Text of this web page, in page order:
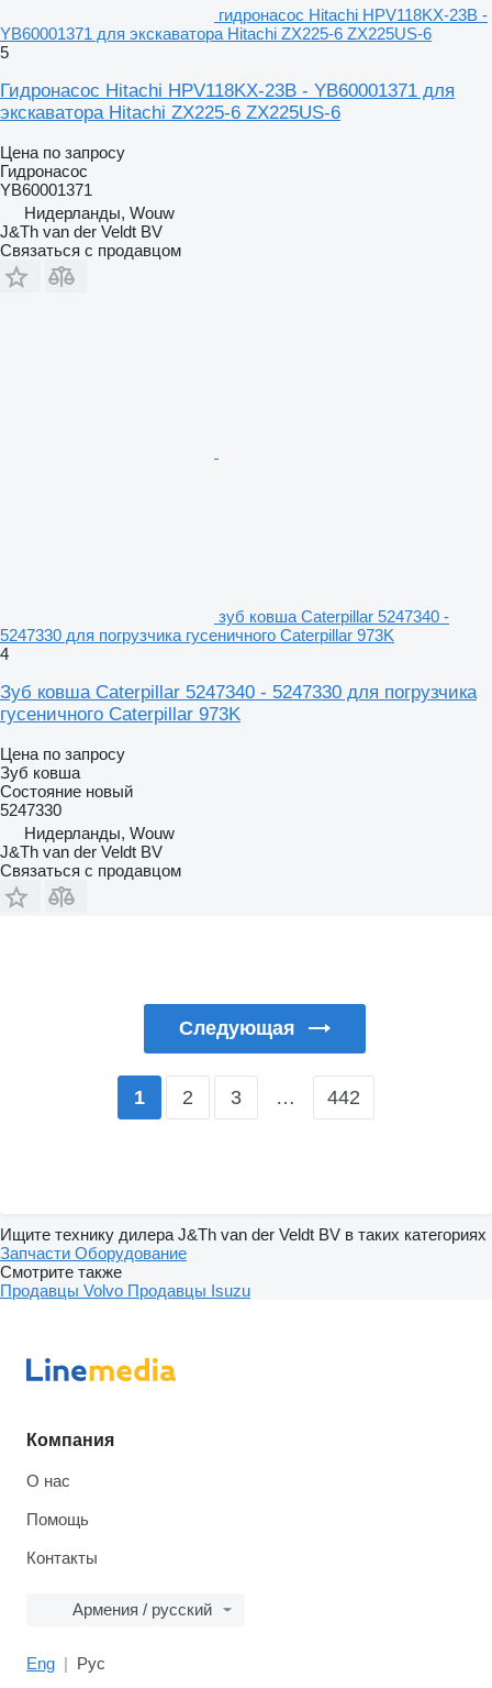
гидронасос Hitachi HPV118KX-23B -
YB60001371 для экскаватора Hitachi ZX225-6 ZX225US-6
5
Гидронасос Hitachi HPV118KX-23B - YB60001371 для
экскаватора Hitachi ZX225-6 ZX225US-6
Цена по запросу
Гидронасос
YB60001371
Нидерланды, Wouw
J&Th van der Veldt BV
Связаться с продавцом
зуб ковша Caterpillar 5247340 -
5247330 для погрузчика гусеничного Caterpillar 973K
4
Зуб ковша Caterpillar 5247340 - 5247330 для погрузчика
гусеничного Caterpillar 973K
Цена по запросу
Зуб ковша
Состояние новый
5247330
Нидерланды, Wouw
J&Th van der Veldt BV
Связаться с продавцом
Следующая
1 2 3 … 442
Ищите технику дилера J&Th van der Veldt BV в таких категориях
Запчасти Оборудование
Смотрите также
Продавцы Volvo Продавцы Isuzu
Компания
О нас
Помощь
Контакты
Армения / русский
Eng Рус